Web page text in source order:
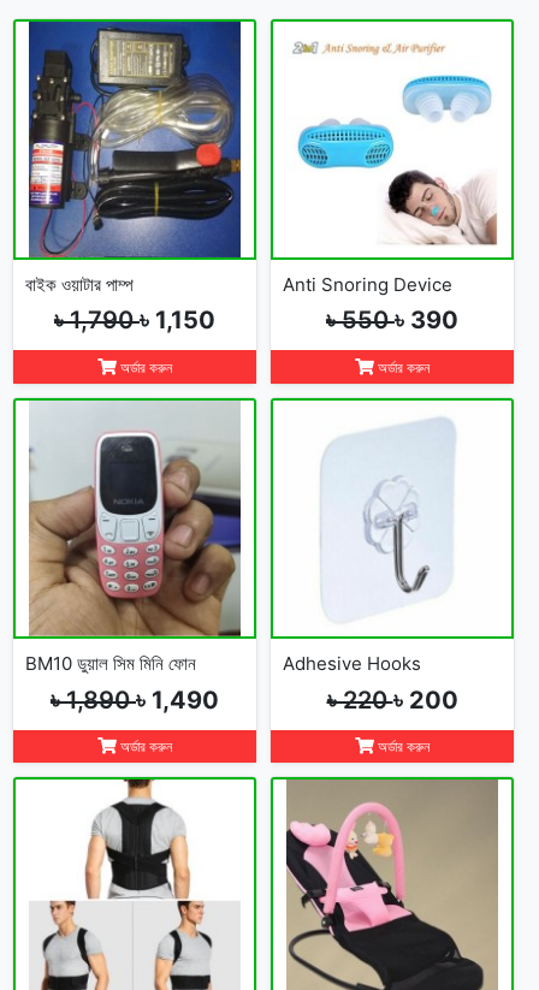
বাইক ওয়াটার পাম্প
৳ 1,790৳ 1,150
অর্ডার করুন
Anti Snoring Device
৳ 550৳ 390
অর্ডার করুন
BM10 ডুয়াল সিম মিনি ফোন
৳ 1,890৳ 1,490
অর্ডার করুন
Adhesive Hooks
৳ 220৳ 200
অর্ডার করুন